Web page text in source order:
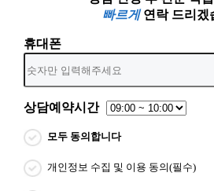
빠르게연락 드리겠
휴대폰
상담예약시간
모두 동의합니다
개인정보 수집 및 이용 동의(필수)